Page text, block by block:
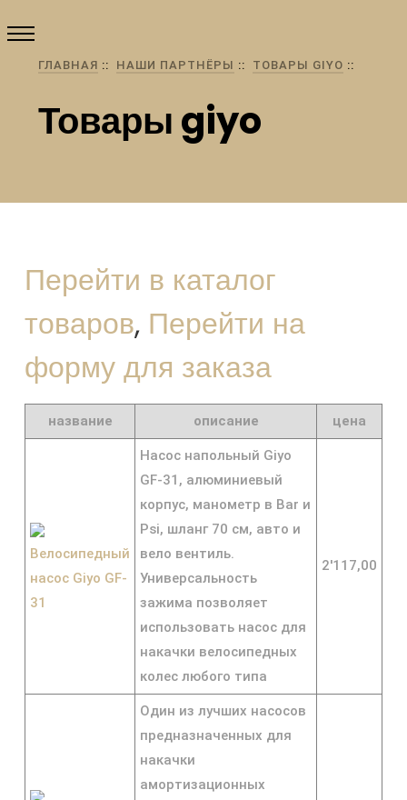
ГЛАВНАЯ НАШИ ПАРТНЁРЫ ТОВАРЫ GIYO
Товары giyo
Перейти в каталог
товаров, Перейти на
форму для заказа
название описание цена
Велосипедный
насос Giyo GF-
31
Насос напольный Giyo
GF-31, алюминиевый
корпус, манометр в Bar и
Psi, шланг 70 см, авто и
вело вентиль.
Универсальность
зажима позволяет
использовать насос для
накачки велосипедных
колес любого типа
2'117,00
Один из лучших насосов
предназначенных для
накачки
амортизационных